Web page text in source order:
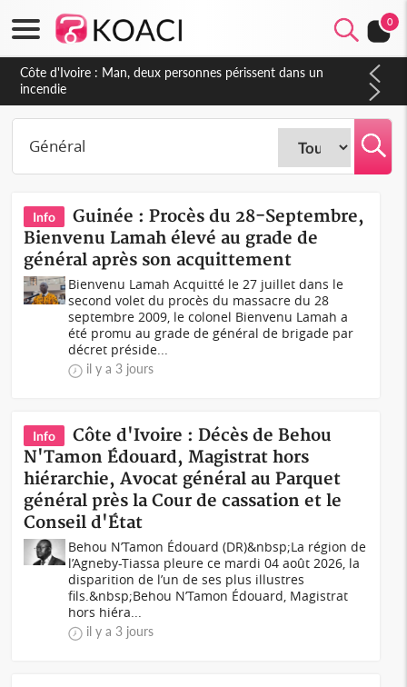
0
Côte d'Ivoire : Séileu, la célébration de la fête nationale
transformée en vaste campagne contre les produits
dépigmentants dangereux
Info
Guinée : Procès du 28-Septembre,
Bienvenu Lamah élevé au grade de
général après son acquittement
Bienvenu Lamah Acquitté le 27 juillet dans le
second volet du procès du massacre du 28
septembre 2009, le colonel Bienvenu Lamah a
été promu au grade de général de brigade par
décret préside...
il y a 3 jours
Info
Côte d'Ivoire : Décès de Behou
N'Tamon Édouard, Magistrat hors
hiérarchie, Avocat général au Parquet
général près la Cour de cassation et le
Conseil d'État
Behou N’Tamon Édouard (DR)&nbsp;La région de
l’Agneby-Tiassa pleure ce mardi 04 août 2026, la
disparition de l’un de ses plus illustres
fils.&nbsp;Behou N’Tamon Édouard, Magistrat
hors hiéra...
il y a 3 jours